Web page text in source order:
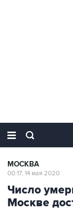
МОСКВА
00:17, 14 мая 2020
Число
Москве